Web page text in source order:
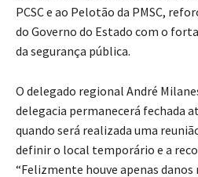
PCSC e ao Pelotão da PMSC,
do Governo do Estado com o
da segurança pública.
O delegado regional André
delegacia permanecerá fechada
quando será realizada uma
definir o local temporário e a
“Felizmente houve apenas